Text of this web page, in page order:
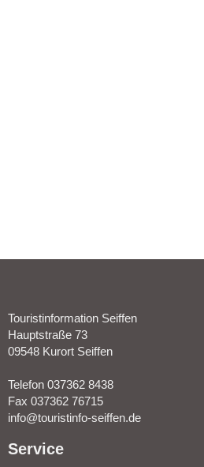
Touristinformation Seiffen
Hauptstraße 73
09548 Kurort Seiffen
Telefon 037362 8438
Fax 037362 76715
info@touristinfo-seiffen.de
Service​